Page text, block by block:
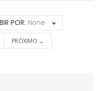
POR: None
PRÓXIMO →